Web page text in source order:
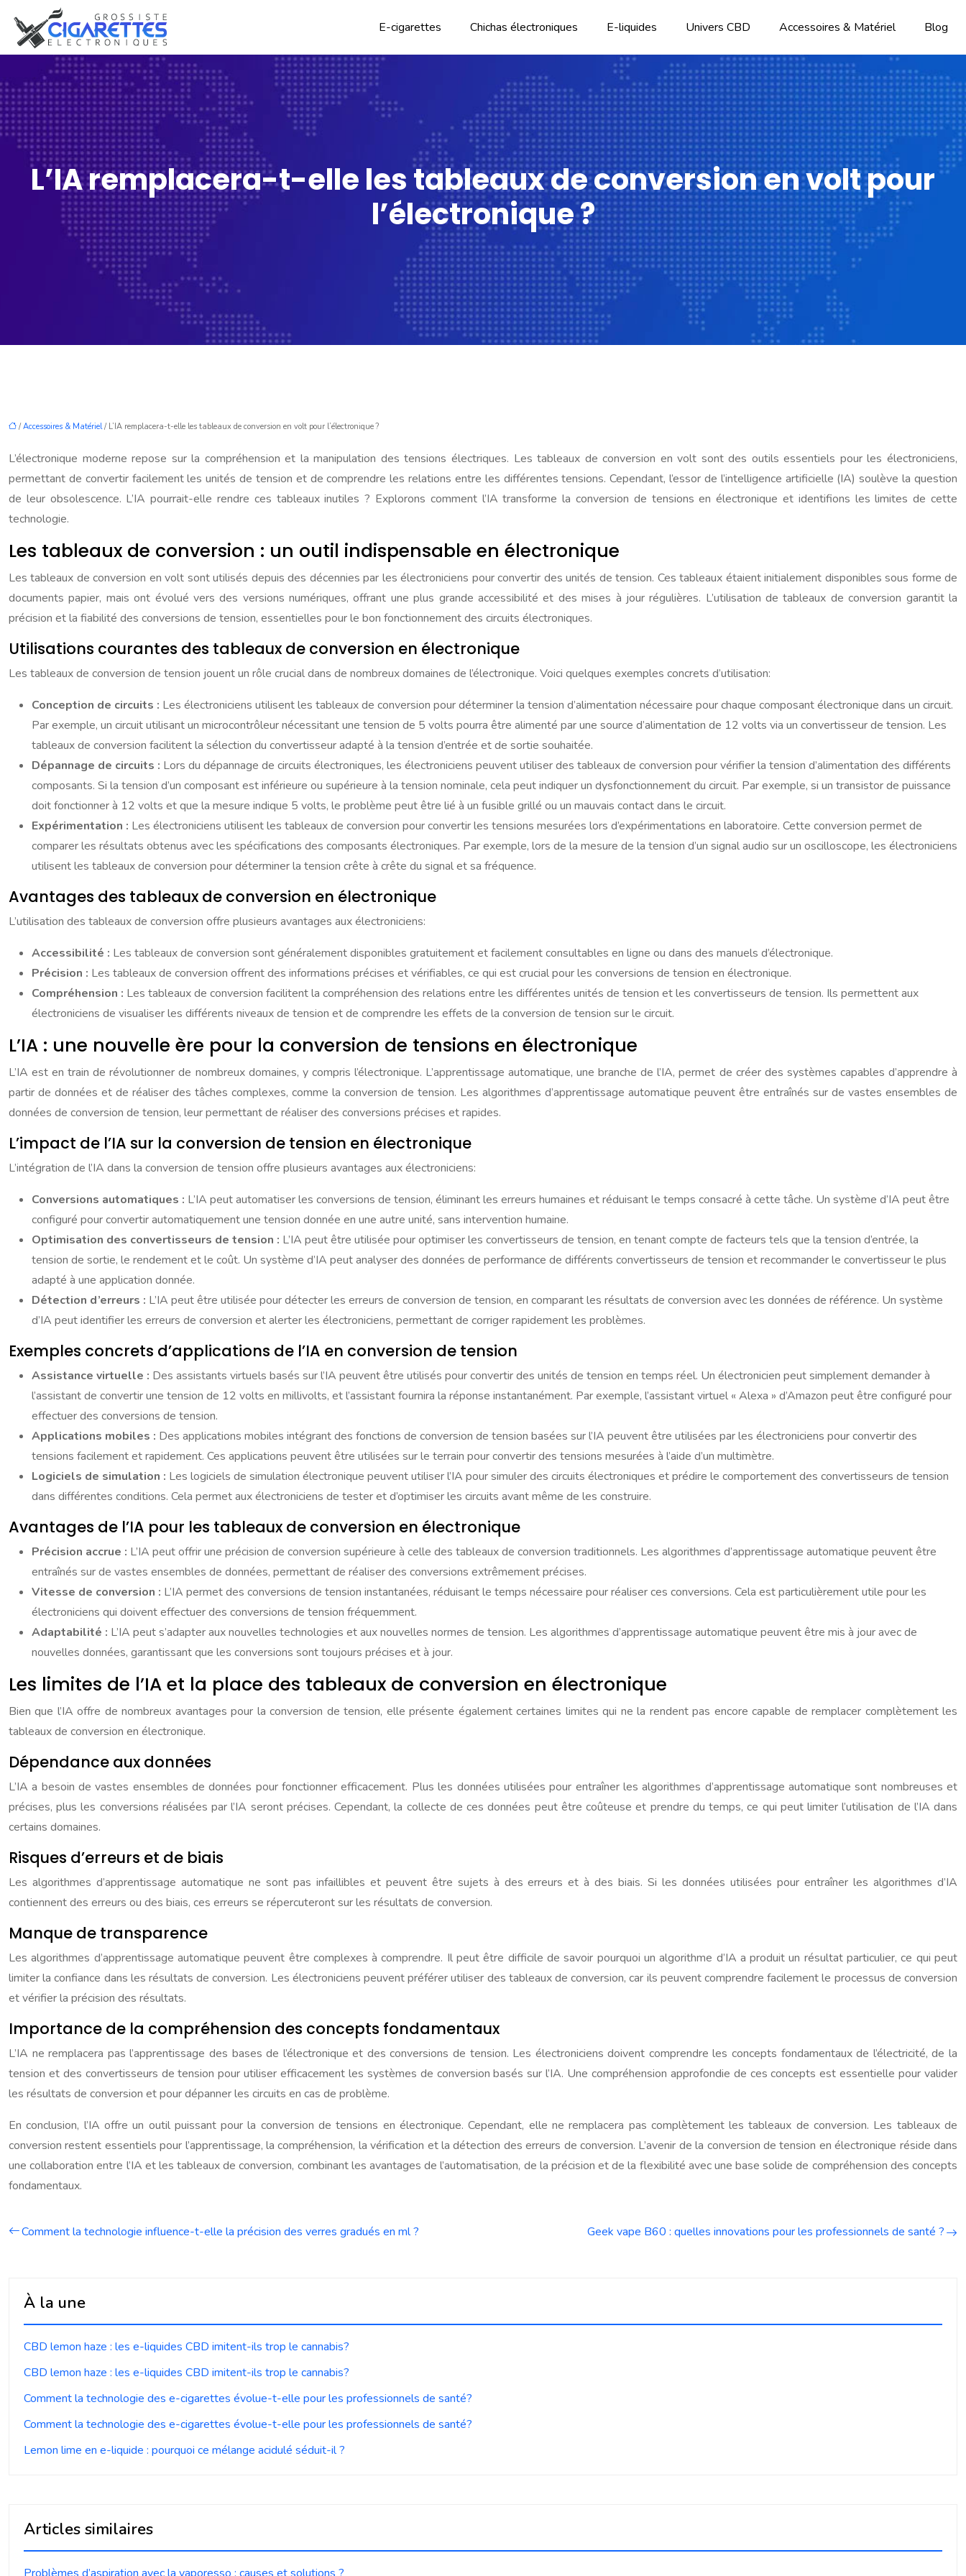
E-cigarettes Chichas électroniques E-liquides Univers CBD Accessoires & Matériel Blog
L’IA remplacera-t-elle les tableaux de conversion en volt pour
l’électronique ?
/Accessoires & Matériel/ L’IA remplacera-t-elle les tableaux de conversion en volt pour l’électronique ?
L’électronique moderne repose sur la compréhension et la manipulation des tensions électriques. Les tableaux de conversion en volt sont des outils essentiels pour les électroniciens,
permettant de convertir facilement les unités de tension et de comprendre les relations entre les différentes tensions. Cependant, l’essor de l’intelligence artificielle (IA) soulève la question
de leur obsolescence. L’IA pourrait-elle rendre ces tableaux inutiles ? Explorons comment l’IA transforme la conversion de tensions en électronique et identifions les limites de cette
technologie.
Les tableaux de conversion : un outil indispensable en électronique
Les tableaux de conversion en volt sont utilisés depuis des décennies par les électroniciens pour convertir des unités de tension. Ces tableaux étaient initialement disponibles sous forme de
documents papier, mais ont évolué vers des versions numériques, offrant une plus grande accessibilité et des mises à jour régulières. L’utilisation de tableaux de conversion garantit la
précision et la fiabilité des conversions de tension, essentielles pour le bon fonctionnement des circuits électroniques.
Utilisations courantes des tableaux de conversion en électronique
Les tableaux de conversion de tension jouent un rôle crucial dans de nombreux domaines de l’électronique. Voici quelques exemples concrets d’utilisation:
Conception de circuits : Les électroniciens utilisent les tableaux de conversion pour déterminer la tension d’alimentation nécessaire pour chaque composant électronique dans un circuit.
Par exemple, un circuit utilisant un microcontrôleur nécessitant une tension de 5 volts pourra être alimenté par une source d’alimentation de 12 volts via un convertisseur de tension. Les
tableaux de conversion facilitent la sélection du convertisseur adapté à la tension d’entrée et de sortie souhaitée.
Dépannage de circuits : Lors du dépannage de circuits électroniques, les électroniciens peuvent utiliser des tableaux de conversion pour vérifier la tension d’alimentation des différents
composants. Si la tension d’un composant est inférieure ou supérieure à la tension nominale, cela peut indiquer un dysfonctionnement du circuit. Par exemple, si un transistor de puissance
doit fonctionner à 12 volts et que la mesure indique 5 volts, le problème peut être lié à un fusible grillé ou un mauvais contact dans le circuit.
Expérimentation : Les électroniciens utilisent les tableaux de conversion pour convertir les tensions mesurées lors d’expérimentations en laboratoire. Cette conversion permet de
comparer les résultats obtenus avec les spécifications des composants électroniques. Par exemple, lors de la mesure de la tension d’un signal audio sur un oscilloscope, les électroniciens
utilisent les tableaux de conversion pour déterminer la tension crête à crête du signal et sa fréquence.
Avantages des tableaux de conversion en électronique
L’utilisation des tableaux de conversion offre plusieurs avantages aux électroniciens:
Accessibilité : Les tableaux de conversion sont généralement disponibles gratuitement et facilement consultables en ligne ou dans des manuels d’électronique.
Précision : Les tableaux de conversion offrent des informations précises et vérifiables, ce qui est crucial pour les conversions de tension en électronique.
Compréhension : Les tableaux de conversion facilitent la compréhension des relations entre les différentes unités de tension et les convertisseurs de tension. Ils permettent aux
électroniciens de visualiser les différents niveaux de tension et de comprendre les effets de la conversion de tension sur le circuit.
L’IA : une nouvelle ère pour la conversion de tensions en électronique
L’IA est en train de révolutionner de nombreux domaines, y compris l’électronique. L’apprentissage automatique, une branche de l’IA, permet de créer des systèmes capables d’apprendre à
partir de données et de réaliser des tâches complexes, comme la conversion de tension. Les algorithmes d’apprentissage automatique peuvent être entraînés sur de vastes ensembles de
données de conversion de tension, leur permettant de réaliser des conversions précises et rapides.
L’impact de l’IA sur la conversion de tension en électronique
L’intégration de l’IA dans la conversion de tension offre plusieurs avantages aux électroniciens:
Conversions automatiques : L’IA peut automatiser les conversions de tension, éliminant les erreurs humaines et réduisant le temps consacré à cette tâche. Un système d’IA peut être
configuré pour convertir automatiquement une tension donnée en une autre unité, sans intervention humaine.
Optimisation des convertisseurs de tension : L’IA peut être utilisée pour optimiser les convertisseurs de tension, en tenant compte de facteurs tels que la tension d’entrée, la
tension de sortie, le rendement et le coût. Un système d’IA peut analyser des données de performance de différents convertisseurs de tension et recommander le convertisseur le plus
adapté à une application donnée.
Détection d’erreurs : L’IA peut être utilisée pour détecter les erreurs de conversion de tension, en comparant les résultats de conversion avec les données de référence. Un système
d’IA peut identifier les erreurs de conversion et alerter les électroniciens, permettant de corriger rapidement les problèmes.
Exemples concrets d’applications de l’IA en conversion de tension
Assistance virtuelle : Des assistants virtuels basés sur l’IA peuvent être utilisés pour convertir des unités de tension en temps réel. Un électronicien peut simplement demander à
l’assistant de convertir une tension de 12 volts en millivolts, et l’assistant fournira la réponse instantanément. Par exemple, l’assistant virtuel « Alexa » d’Amazon peut être configuré pour
effectuer des conversions de tension.
Applications mobiles : Des applications mobiles intégrant des fonctions de conversion de tension basées sur l’IA peuvent être utilisées par les électroniciens pour convertir des
tensions facilement et rapidement. Ces applications peuvent être utilisées sur le terrain pour convertir des tensions mesurées à l’aide d’un multimètre.
Logiciels de simulation : Les logiciels de simulation électronique peuvent utiliser l’IA pour simuler des circuits électroniques et prédire le comportement des convertisseurs de tension
dans différentes conditions. Cela permet aux électroniciens de tester et d’optimiser les circuits avant même de les construire.
Avantages de l’IA pour les tableaux de conversion en électronique
Précision accrue : L’IA peut offrir une précision de conversion supérieure à celle des tableaux de conversion traditionnels. Les algorithmes d’apprentissage automatique peuvent être
entraînés sur de vastes ensembles de données, permettant de réaliser des conversions extrêmement précises.
Vitesse de conversion : L’IA permet des conversions de tension instantanées, réduisant le temps nécessaire pour réaliser ces conversions. Cela est particulièrement utile pour les
électroniciens qui doivent effectuer des conversions de tension fréquemment.
Adaptabilité : L’IA peut s’adapter aux nouvelles technologies et aux nouvelles normes de tension. Les algorithmes d’apprentissage automatique peuvent être mis à jour avec de
nouvelles données, garantissant que les conversions sont toujours précises et à jour.
Les limites de l’IA et la place des tableaux de conversion en électronique
Bien que l’IA offre de nombreux avantages pour la conversion de tension, elle présente également certaines limites qui ne la rendent pas encore capable de remplacer complètement les
tableaux de conversion en électronique.
Dépendance aux données
L’IA a besoin de vastes ensembles de données pour fonctionner efficacement. Plus les données utilisées pour entraîner les algorithmes d’apprentissage automatique sont nombreuses et
précises, plus les conversions réalisées par l’IA seront précises. Cependant, la collecte de ces données peut être coûteuse et prendre du temps, ce qui peut limiter l’utilisation de l’IA dans
certains domaines.
Risques d’erreurs et de biais
Les algorithmes d’apprentissage automatique ne sont pas infaillibles et peuvent être sujets à des erreurs et à des biais. Si les données utilisées pour entraîner les algorithmes d’IA
contiennent des erreurs ou des biais, ces erreurs se répercuteront sur les résultats de conversion.
Manque de transparence
Les algorithmes d’apprentissage automatique peuvent être complexes à comprendre. Il peut être difficile de savoir pourquoi un algorithme d’IA a produit un résultat particulier, ce qui peut
limiter la confiance dans les résultats de conversion. Les électroniciens peuvent préférer utiliser des tableaux de conversion, car ils peuvent comprendre facilement le processus de conversion
et vérifier la précision des résultats.
Importance de la compréhension des concepts fondamentaux
L’IA ne remplacera pas l’apprentissage des bases de l’électronique et des conversions de tension. Les électroniciens doivent comprendre les concepts fondamentaux de l’électricité, de la
tension et des convertisseurs de tension pour utiliser efficacement les systèmes de conversion basés sur l’IA. Une compréhension approfondie de ces concepts est essentielle pour valider
les résultats de conversion et pour dépanner les circuits en cas de problème.
En conclusion, l’IA offre un outil puissant pour la conversion de tensions en électronique. Cependant, elle ne remplacera pas complètement les tableaux de conversion. Les tableaux de
conversion restent essentiels pour l’apprentissage, la compréhension, la vérification et la détection des erreurs de conversion. L’avenir de la conversion de tension en électronique réside dans
une collaboration entre l’IA et les tableaux de conversion, combinant les avantages de l’automatisation, de la précision et de la flexibilité avec une base solide de compréhension des concepts
fondamentaux.
Comment la technologie influence-t-elle la précision des verres gradués en ml ? Geek vape B60 : quelles innovations pour les professionnels de santé ?
À la une
CBD lemon haze : les e-liquides CBD imitent-ils trop le cannabis?
CBD lemon haze : les e-liquides CBD imitent-ils trop le cannabis?
Comment la technologie des e-cigarettes évolue-t-elle pour les professionnels de santé?
Comment la technologie des e-cigarettes évolue-t-elle pour les professionnels de santé?
Lemon lime en e-liquide : pourquoi ce mélange acidulé séduit-il ?
Articles similaires
Problèmes d’aspiration avec la vaporesso : causes et solutions ?